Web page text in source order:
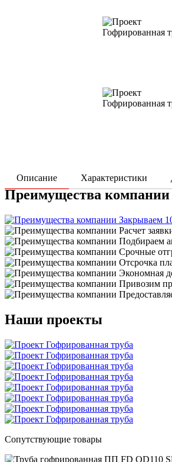
Описание Характеристики
Преимущества компании
Закрываем
Расчет
Подбираем
Срочные
Отсрочка
Экономная
Привозим
Наши проекты
Сопутствующие товары